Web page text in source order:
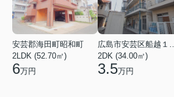
安芸郡海田町昭和町
2LDK (52.70㎡)
6万円
2DK (34.00㎡)
3.5万円